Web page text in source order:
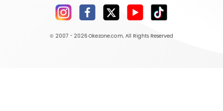
© 2007 - 2026 Okezone.com, All Rights Reserved